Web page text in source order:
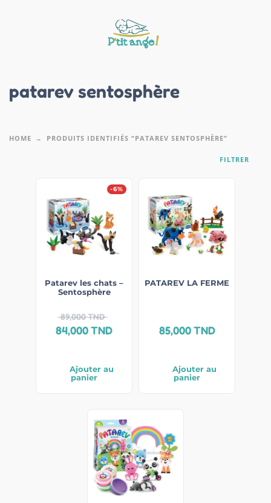
patarev sentosphère
HOME PRODUITS IDENTIFIÉS “PATAREV SENTOSPHÈRE”
FILTRER
-6%
Patarev les chats –
Sentosphère
89,000TND
84,000TND
Ajouter au
panier
PATAREV LA FERME
85,000TND
Ajouter au
panier